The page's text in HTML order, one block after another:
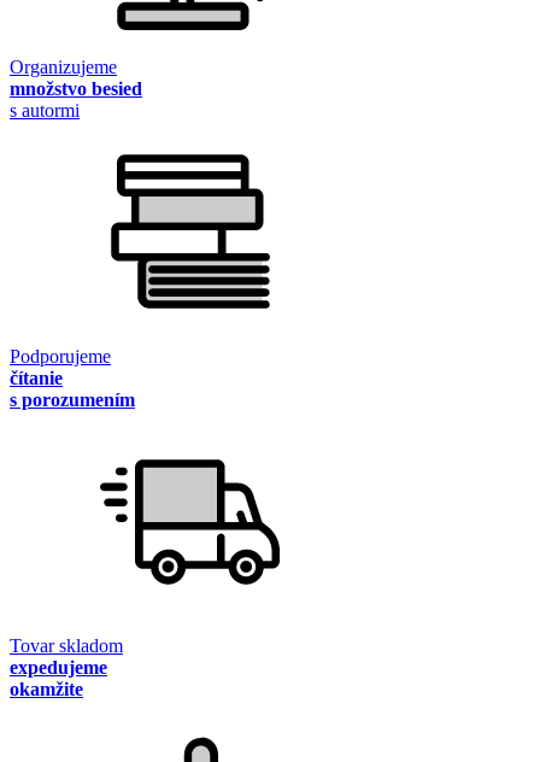
Organizujeme
množstvo besied
s autormi
Podporujeme
čítanie
s porozumením
Tovar skladom
expedujeme
okamžite